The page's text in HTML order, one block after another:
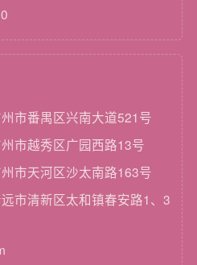
市番禺区兴南大道521号
市越秀区广园西路13号
市天河区沙太南路163号
市清新区太和镇春安路1、3